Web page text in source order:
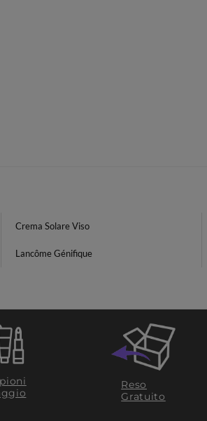
Crema Solare Viso
Lancôme Génifique
Reso
Gratuito